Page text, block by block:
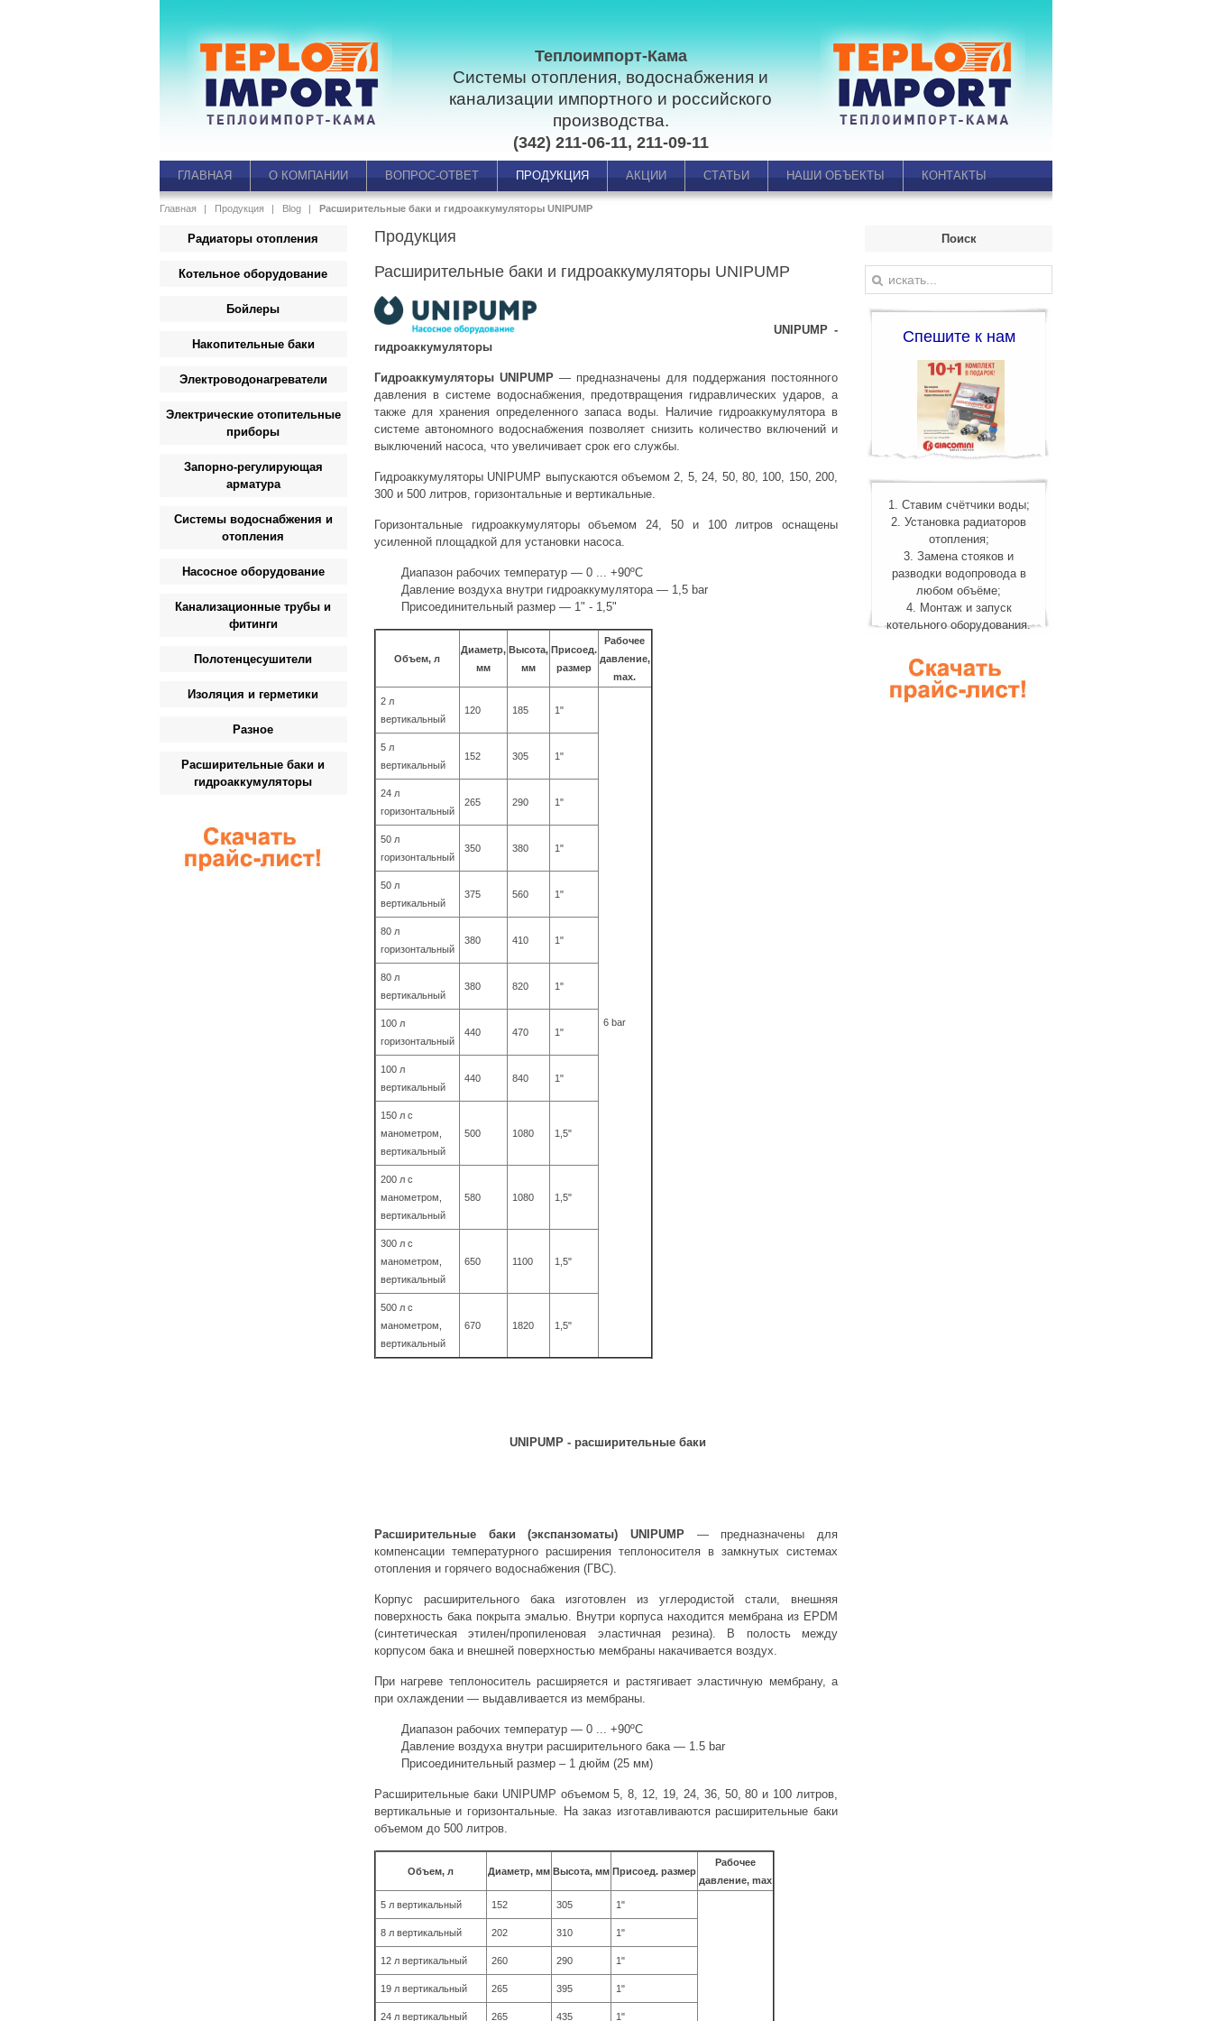
Теплоимпорт-Кама
Системы отопления, водоснабжения и
канализации импортного и российского
производства.
(342) 211-06-11, 211-09-11
ГЛАВНАЯ О КОМПАНИИ ВОПРОС-ОТВЕТ ПРОДУКЦИЯ АКЦИИ СТАТЬИ НАШИ ОБЪЕКТЫ КОНТАКТЫ
Главная Продукция Blog Расширительные баки и гидроаккумуляторы UNIPUMP
Продукция
Расширительные баки и гидроаккумуляторы UNIPUMP
UNIPUMP -
гидроаккумуляторы
Гидроаккумуляторы UNIPUMP — предназначены для поддержания постоянного
давления в системе водоснабжения, предотвращения гидравлических ударов, а
также для хранения определенного запаса воды. Наличие гидроаккумулятора в
системе автономного водоснабжения позволяет снизить количество включений и
выключений насоса, что увеличивает срок его службы.
Гидроаккумуляторы UNIPUMP выпускаются объемом 2, 5, 24, 50, 80, 100, 150, 200,
300 и 500 литров, горизонтальные и вертикальные.
Горизонтальные гидроаккумуляторы объемом 24, 50 и 100 литров оснащены
усиленной площадкой для установки насоса.
Диапазон рабочих температур — 0 ... +90ºС
Давление воздуха внутри гидроаккумулятора — 1,5 bar
Присоединительный размер — 1" - 1,5"
Объем, л
Диаметр,
мм
Высота,
мм
Присоед.
размер
Рабочее
давление,
max.
2 л
вертикальный
120 185 1"
6 bar
5 л
вертикальный
152 305 1"
24 л
горизонтальный
265 290 1"
50 л
горизонтальный
350 380 1"
50 л
вертикальный
375 560 1"
80 л
горизонтальный
380 410 1"
80 л
вертикальный
380 820 1"
100 л
горизонтальный
440 470 1"
100 л
вертикальный
440 840 1"
150 л с
манометром,
вертикальный
500 1080 1,5"
200 л с
манометром,
вертикальный
580 1080 1,5"
300 л с
манометром,
вертикальный
650 1100 1,5"
500 л с
манометром,
вертикальный
670 1820 1,5"
UNIPUMP - расширительные баки
Расширительные баки (экспанзоматы) UNIPUMP— предназначены для
компенсации температурного расширения теплоносителя в замкнутых системах
отопления и горячего водоснабжения (ГВС).
Корпус расширительного бака изготовлен из углеродистой стали, внешняя
поверхность бака покрыта эмалью. Внутри корпуса находится мембрана из EPDM
(синтетическая этилен/пропиленовая эластичная резина). В полость между
корпусом бака и внешней поверхностью мембраны накачивается воздух.
При нагреве теплоноситель расширяется и растягивает эластичную мембрану, а
при охлаждении — выдавливается из мембраны.
Диапазон рабочих температур — 0 ... +90ºС
Давление воздуха внутри расширительного бака — 1.5 bar
Присоединительный размер – 1 дюйм (25 мм)
Расширительные баки UNIPUMP объемом 5, 8, 12, 19, 24, 36, 50, 80 и 100 литров,
вертикальные и горизонтальные. На заказ изготавливаются расширительные баки
объемом до 500 литров.
Объем, л Диаметр, мм Высота, мм Присоед. размер
Рабочее
давление, max
5 л вертикальный 152 305 1"
8 л вертикальный 202 310 1"
12 л вертикальный 260 290 1"
19 л вертикальный 265 395 1"
24 л вертикальный 265 435 1"
Радиаторы отопления
Котельное оборудование
Бойлеры
Накопительные баки
Электроводонагреватели
Электрические отопительные
приборы
Запорно-регулирующая
арматура
Системы водоснабжения и
отопления
Насосное оборудование
Канализационные трубы и
фитинги
Полотенцесушители
Изоляция и герметики
Разное
Расширительные баки и
гидроаккумуляторы
Поиск
Спешите к нам
1. Ставим счётчики воды;
2. Установка радиаторов
отопления;
3. Замена стояков и
разводки водопровода в
любом объёме;
4. Монтаж и запуск
котельного оборудования.